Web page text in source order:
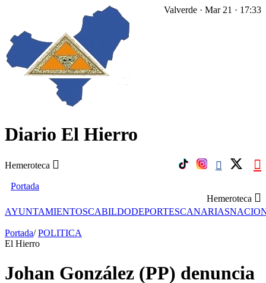
Diario El Hierro
Hemeroteca
Valverde · Mar 21 · 17:33
Portada
Hemeroteca
AYUNTAMIENTOSCABILDODEPORTESCANARIAS
Portada/ POLITICA
El Hierro
Johan González (PP) denuncia